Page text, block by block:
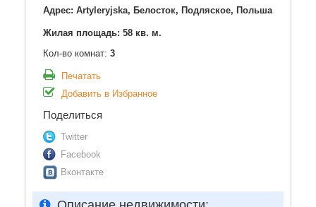
Адрес: Artyleryjska, Белосток, Подляское, Польша
Жилая площадь: 58 кв. м.
Кол-во комнат: 3
Печатать
Добавить в Избранное
Поделиться
Twitter
Facebook
Вконтакте